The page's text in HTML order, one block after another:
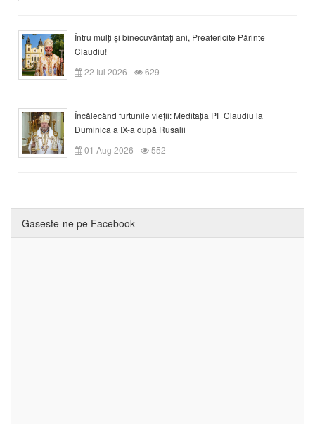
Întru mulți și binecuvântați ani, Preafericite Părinte
Claudiu!
22 Iul 2026
629
Încălecând furtunile vieții: Meditația PF Claudiu la
Duminica a IX-a după Rusalii
01 Aug 2026
552
Gaseste-ne pe Facebook